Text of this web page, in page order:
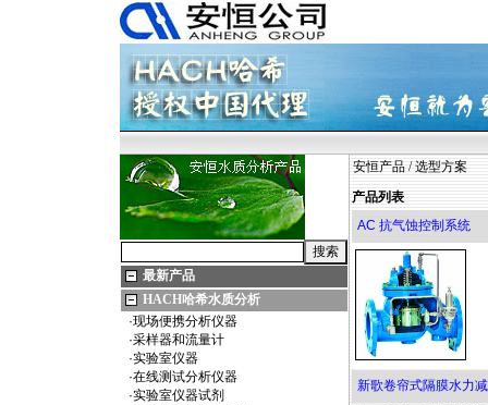
最新产品
HACH哈希水质分析
·现场便携分析仪器
·采样器和流量计
·实验室仪器
·在线测试分析仪器
·实验室仪器试剂
安恒产品 /选型方案
产品列表
AC 抗气蚀控制系统
新歌卷帘式隔膜水力